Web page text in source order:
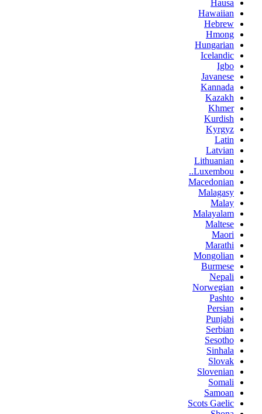
Hausa
Hawaiian
Hebrew
Hmong
Hungarian
Icelandic
Igbo
Javanese
Kannada
Kazakh
Khmer
Kurdish
Kyrgyz
Latin
Latvian
Lithuanian
Luxembou..
Macedonian
Malagasy
Malay
Malayalam
Maltese
Maori
Marathi
Mongolian
Burmese
Nepali
Norwegian
Pashto
Persian
Punjabi
Serbian
Sesotho
Sinhala
Slovak
Slovenian
Somali
Samoan
Scots Gaelic